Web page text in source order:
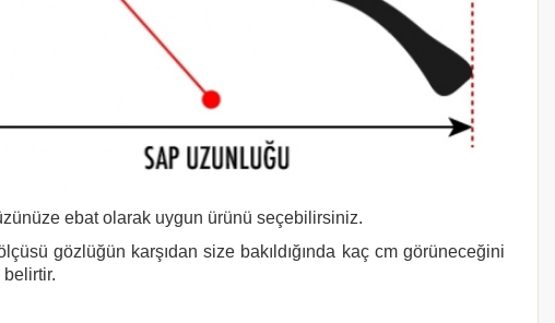
ebat olarak uygun ürünü seçebilirsiniz.
gözlüğün karşıdan size bakıldığında kaç cm görüneceğini
belirtir.